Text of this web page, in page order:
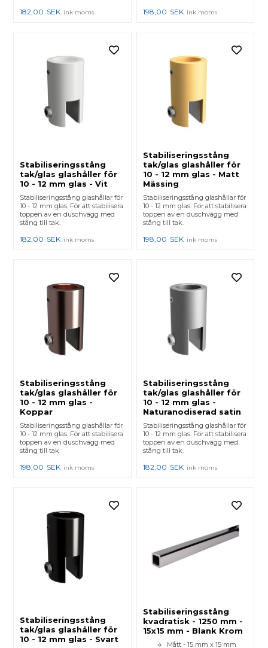
182,00 SEK ink moms 198,00 SEK ink moms
Stabiliseringsstång
tak/glas glashåller för
10 - 12 mm glas - Vit
Stabiliseringsstång glashållar för
10 - 12 mm glas. För att stabilisera
toppen av en duschvägg med
stång till tak.
182,00 SEK ink moms
Stabiliseringsstång
tak/glas glashåller för
10 - 12 mm glas - Matt
Mässing
Stabiliseringsstång glashållar för
10 - 12 mm glas. För att stabilisera
toppen av en duschvägg med
stång till tak.
198,00 SEK ink moms
Stabiliseringsstång
tak/glas glashåller för
10 - 12 mm glas -
Koppar
Stabiliseringsstång glashållar för
10 - 12 mm glas. För att stabilisera
toppen av en duschvägg med
stång till tak.
198,00 SEK ink moms
Stabiliseringsstång
tak/glas glashåller för
10 - 12 mm glas -
Naturanodiserad satin
Stabiliseringsstång glashållar för
10 - 12 mm glas. För att stabilisera
toppen av en duschvägg med
stång till tak.
182,00 SEK ink moms
Stabiliseringsstång
tak/glas glashåller för
10 - 12 mm glas - Svart
Stabiliseringsstång
kvadratisk - 1250 mm -
15x15 mm - Blank Krom
Mått - 15 mm x 15 mm